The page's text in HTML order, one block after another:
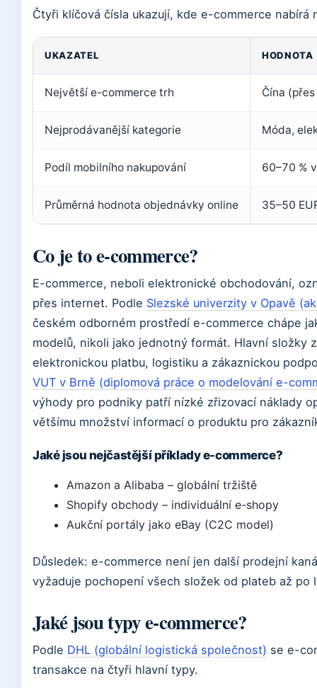
Čtyři klíčová čísla ukazují, kde e-commerce nabírá
UKAZATEL HODNOTA
Největší e-commerce trh Čína
Nejprodávanější kategorie Móda,
Podíl mobilního nakupování 60–70 %
Průměrná hodnota objednávky online 35–50
Co je to e-commerce?
E-commerce, neboli elektronické obchodování,
přes internet. Podle Slezské univerzity v Opavě
českém odborném prostředí e-commerce chápe
modelů, nikoli jako jednotný formát. Hlavní složky
elektronickou platbu, logistiku a zákaznickou
VUT v Brně (diplomová práce o modelování e-
výhody pro podniky patří nízké zřizovací náklady
většímu množství informací o produktu pro
Jaké jsou nejčastější příklady e-commerce?
Amazon a Alibaba – globální tržiště
Shopify obchody – individuální e-shopy
Aukční portály jako eBay (C2C model)
Důsledek: e-commerce není jen další prodejní
vyžaduje pochopení všech složek od plateb až po
Jaké jsou typy e-commerce?
Podle DHL (globální logistická společnost) se e-
transakce na čtyři hlavní typy.